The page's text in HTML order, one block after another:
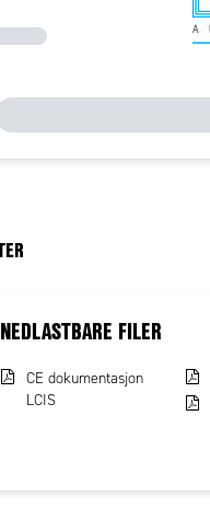
NEDLASTBARE FILER
CE dokumentasjon
LCIS